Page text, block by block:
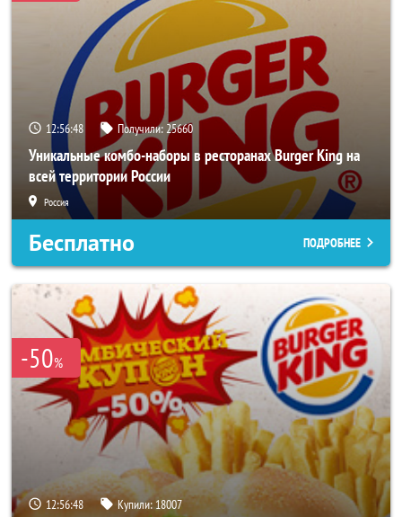
12:56:44 Получили:25660
Уникальные комбо-наборы в ресторанах Burger King на
всей территории России
Россия
Бесплатно ПОДРОБНЕЕ
-50%
12:56:44 Купили:18007